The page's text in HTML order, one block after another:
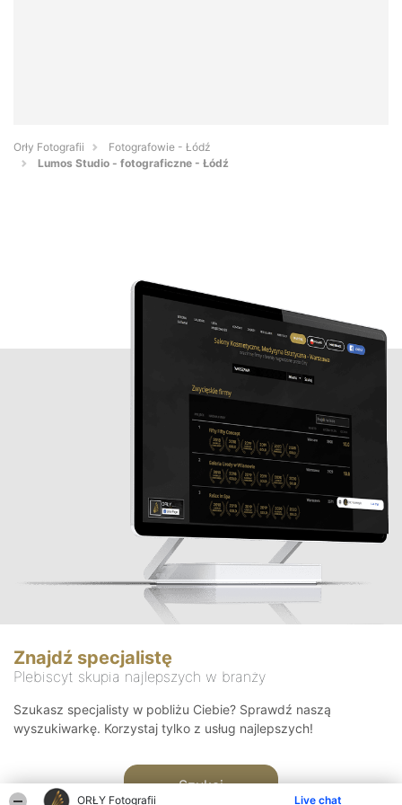
ORŁY Fotografii Live chat
Orły Fotografii
Fotografowie - Łódź
Lumos Studio - fotograficzne - Łódź
Znajdź specjalistę
Plebiscyt skupia najlepszych w branży
Szukasz specjalisty w pobliżu Ciebie? Sprawdź naszą
wyszukiwarkę. Korzystaj tylko z usług najlepszych!
Szukaj